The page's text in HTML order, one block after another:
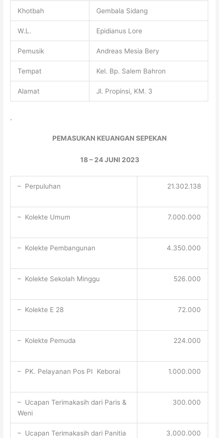
Khotbah Gembala Sidang
W.L. Epidianus Lore
Pemusik Andreas Mesia Bery
Tempat Kel. Bp. Salem Bahron
Alamat Jl. Propinsi, KM. 3
PEMASUKAN KEUANGAN SEPEKAN
18 – 24 JUNI 2023
– Perpuluhan 21.302.138
– Kolekte Umum 7.000.000
– Kolekte Pembangunan 4.350.000
– Kolekte Sekolah Minggu 526.000
– Kolekte E 28 72.000
– Kolekte Pemuda 224.000
– PK. Pelayanan Pos PI Keborai 1.000.000
– Ucapan Terimakasih dari Paris &
Weni
300.000
– Ucapan Terimakasih dari Panitia
3.000.000